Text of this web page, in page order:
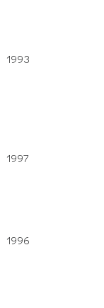
1993
1997
1996